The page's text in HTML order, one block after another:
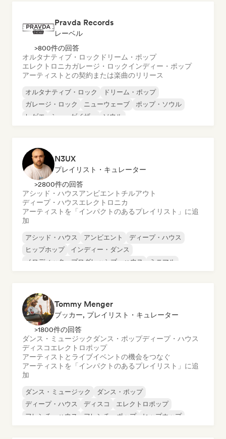
Pravda Records
レーベル
>800件の回答
オルタナティブ・ロック ドリーム・ポップ
エレクトロニカガレージ・ロックインディー・ポップ
アーティストとの契約または楽曲のリリース
オルタナティブ・ロック
ドリーム・ポップ
ガレージ・ロック
ニューウェーブ
ポップ・ソウル
レゲエ
シューゲイザー ソウル
N3UX
プレイリスト・キュレーター
>2800件の回答
アシッド・ハウスアンビエント チルアウト
ディープ・ハウスエレクトロニカ
アーティストを「インパクトのあるプレイリスト」に追
加
アシッド・ハウス アンビエント
ディープ・ハウス
ヒップホップ
インディー・ダンス
メロディック・プログレッシブ・ハウス
ミニマル
Tommy Menger
ブッカー, プレイリスト・キュレーター
>1800件の回答
ダンス・ミュージック ダンス・ポップディープ・ハウス
ディスコエレクトロポップ
アーティストとライブイベントの機会をつなぐ
アーティストを「インパクトのあるプレイリスト」に追
加
ダンス・ミュージック
ダンス・ポップ
ディープ・ハウス
ディスコ
エレクトロポップ
フレンチ・ハウス
フレンチ・ポップ ヒップホップ